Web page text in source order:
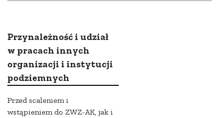
Przynależność i udział
w pracach innych
organizacji i instytucji
podziemnych
Przed scaleniem i
wstąpieniem do ZWZ-AK, jak i